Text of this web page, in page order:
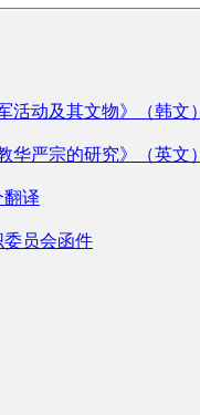
活动及其文物》（韩文）
华严宗的研究》（英文）
翻译
委员会函件